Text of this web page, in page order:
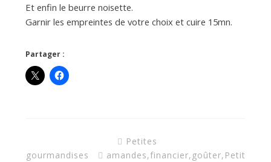
Et enfin le beurre noisette.
Garnir les empreintes de votre choix et cuire 15mn.
Partager :
Petites
gourmandises
amandes,financier, goûter, Petit